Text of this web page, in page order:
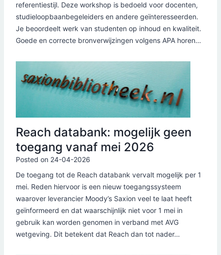
referentiestijl. Deze workshop is bedoeld voor docenten,
studieloopbaanbegeleiders en andere geïnteresseerden.
Je beoordeelt werk van studenten op inhoud en kwaliteit.
Goede en correcte bronverwijzingen volgens APA horen…
Reach databank: mogelijk geen
toegang vanaf mei 2026
Posted on 24-04-2026
De toegang tot de Reach databank vervalt mogelijk per 1
mei. Reden hiervoor is een nieuw toegangssysteem
waarover leverancier Moody’s Saxion veel te laat heeft
geïnformeerd en dat waarschijnlijk niet voor 1 mei in
gebruik kan worden genomen in verband met AVG
wetgeving. Dit betekent dat Reach dan tot nader…